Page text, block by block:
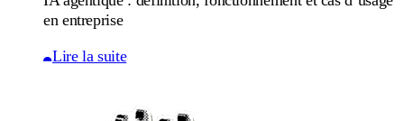
en entreprise
Lire la suite